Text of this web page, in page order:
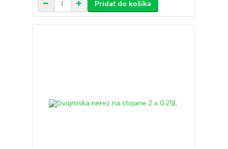
Pridať do košíka